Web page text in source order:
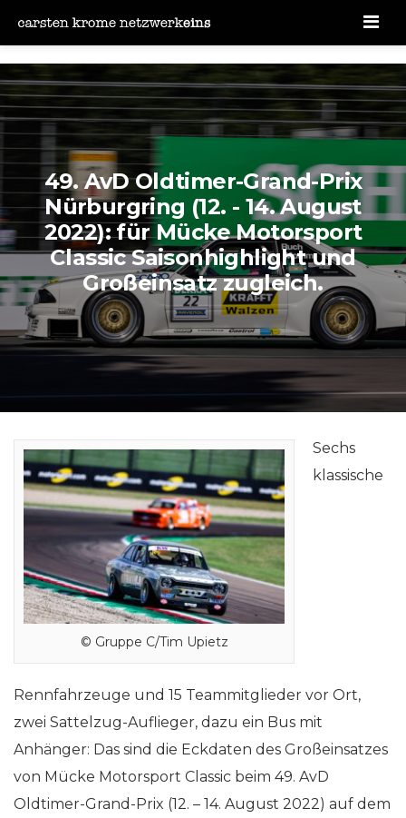
49. AvD Oldtimer-Grand-Prix
Nürburgring (12. - 14. August
2022): für Mücke Motorsport
Classic Saisonhighlight und
Großeinsatz zugleich.
© Gruppe C/Tim Upietz
Sechs
klassische
Rennfahrzeuge und 15 Teammitglieder vor Ort,
zwei Sattelzug-Auflieger, dazu ein Bus mit
Anhänger: Das sind die Eckdaten des Großeinsatzes
von Mücke Motorsport Classic beim 49. AvD
Oldtimer-Grand-Prix (12. – 14. August 2022) auf dem